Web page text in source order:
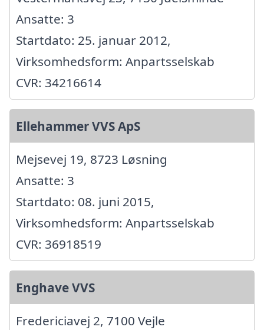
Ansatte: 3
Startdato: 25. januar 2012,
Virksomhedsform: Anpartsselskab
CVR: 34216614
Ellehammer VVS ApS
Mejsevej 19, 8723 Løsning
Ansatte: 3
Startdato: 08. juni 2015,
Virksomhedsform: Anpartsselskab
CVR: 36918519
Enghave VVS
Fredericiavej 2, 7100 Vejle